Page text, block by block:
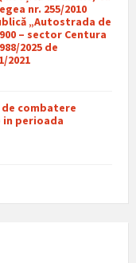
nr. 255/2010
„Autostrada de
– sector Centura
2025 de
2021
de combatere
perioada